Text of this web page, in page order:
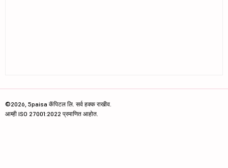
©2026, 5paisa कॅपिटल लि. सर्व हक्क राखीव.
आम्ही ISO 27001:2022 प्रमाणित आहोत.